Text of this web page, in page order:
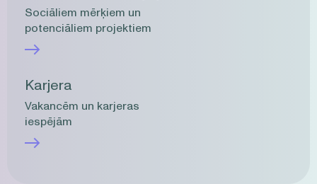
Sociāliem mērķiem un
potenciāliem projektiem
Karjera
Vakancēm un karjeras
iespējām